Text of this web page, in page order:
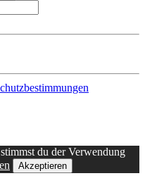
du der Verwendung
Akzeptieren